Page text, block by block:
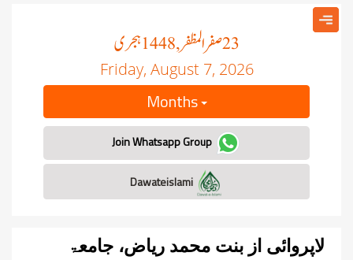
23صفر المظفر, 1448 ہجری
Friday, August 7, 2026
Months
Join Whatsapp Group
لاپروائی از بنت محمد ریاض، جامعۃ